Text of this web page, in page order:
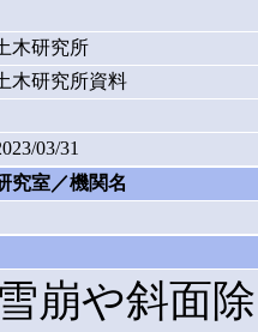
木研究所
木研究所資料
03/31
究室／機関名
崩や斜面